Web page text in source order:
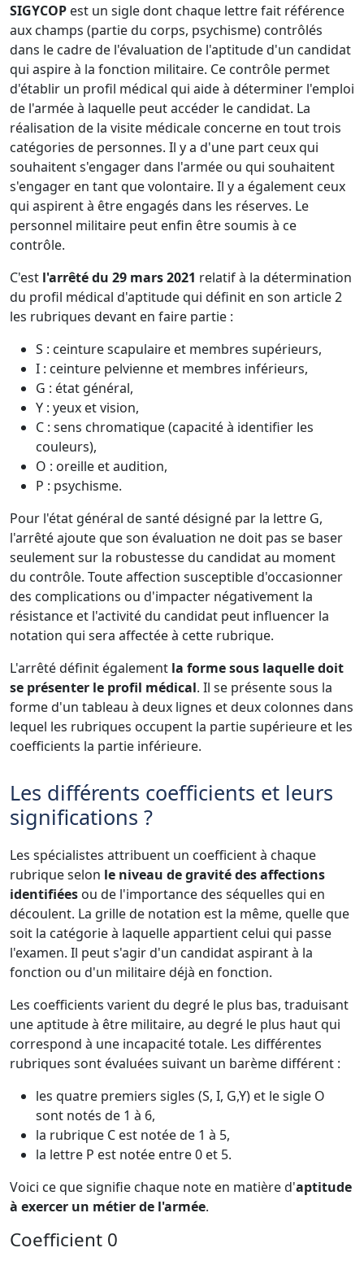
SIGYCOP est un sigle dont chaque lettre fait référence
aux champs (partie du corps, psychisme) contrôlés
dans le cadre de l'évaluation de l'aptitude d'un candidat
qui aspire à la fonction militaire. Ce contrôle permet
d'établir un profil médical qui aide à déterminer l'emploi
de l'armée à laquelle peut accéder le candidat. La
réalisation de la visite médicale concerne en tout trois
catégories de personnes. Il y a d'une part ceux qui
souhaitent s'engager dans l'armée ou qui souhaitent
s'engager en tant que volontaire. Il y a également ceux
qui aspirent à être engagés dans les réserves. Le
personnel militaire peut enfin être soumis à ce
contrôle.
C'est l'arrêté du 29 mars 2021 relatif à la détermination
du profil médical d'aptitude qui définit en son article 2
les rubriques devant en faire partie :
S : ceinture scapulaire et membres supérieurs,
I : ceinture pelvienne et membres inférieurs,
G : état général,
Y : yeux et vision,
C : sens chromatique (capacité à identifier les
couleurs),
O : oreille et audition,
P : psychisme.
Pour l'état général de santé désigné par la lettre G,
l'arrêté ajoute que son évaluation ne doit pas se baser
seulement sur la robustesse du candidat au moment
du contrôle. Toute affection susceptible d'occasionner
des complications ou d'impacter négativement la
résistance et l'activité du candidat peut influencer la
notation qui sera affectée à cette rubrique.
L'arrêté définit également la forme sous laquelle doit
se présenter le profil médical. Il se présente sous la
forme d'un tableau à deux lignes et deux colonnes dans
lequel les rubriques occupent la partie supérieure et les
coefficients la partie inférieure.
Les différents coefficients et leurs
significations ?
Les spécialistes attribuent un coefficient à chaque
rubrique selon le niveau de gravité des affections
identifiées ou de l'importance des séquelles qui en
découlent. La grille de notation est la même, quelle que
soit la catégorie à laquelle appartient celui qui passe
l'examen. Il peut s'agir d'un candidat aspirant à la
fonction ou d'un militaire déjà en fonction.
Les coefficients varient du degré le plus bas, traduisant
une aptitude à être militaire, au degré le plus haut qui
correspond à une incapacité totale. Les différentes
rubriques sont évaluées suivant un barème différent :
les quatre premiers sigles (S, I, G,Y) et le sigle O
sont notés de 1 à 6,
la rubrique C est notée de 1 à 5,
la lettre P est notée entre 0 et 5.
Voici ce que signifie chaque note en matière d'aptitude
à exercer un métier de l'armée.
Coefficient 0